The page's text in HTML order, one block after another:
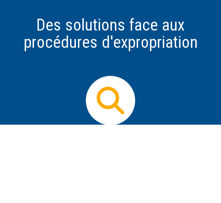
Des solutions face aux
procédures d'expropriation